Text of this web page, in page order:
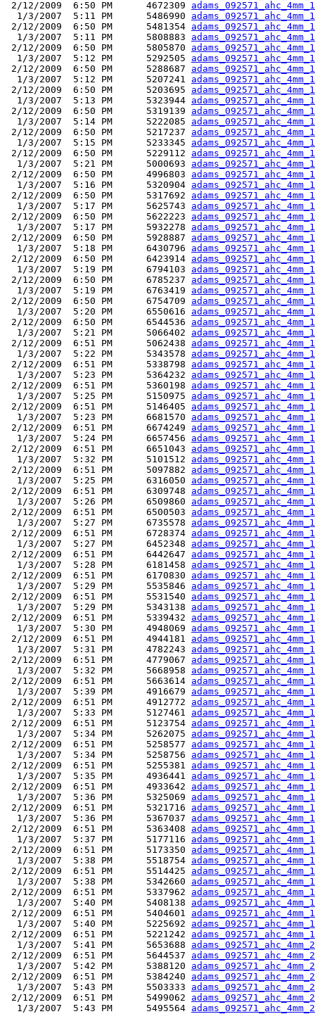
2/12/2009  6:50 PM      4672309
  1/3/2007  5:11 PM      5486990
2/12/2009  6:50 PM      5481354
  1/3/2007  5:11 PM      5808883
2/12/2009  6:50 PM      5805870
  1/3/2007  5:12 PM      5292505
2/12/2009  6:50 PM      5288687
  1/3/2007  5:12 PM      5207241
2/12/2009  6:50 PM      5203695
  1/3/2007  5:13 PM      5323944
2/12/2009  6:50 PM      5319139
  1/3/2007  5:14 PM      5222085
2/12/2009  6:50 PM      5217237
  1/3/2007  5:15 PM      5233345
2/12/2009  6:50 PM      5229112
  1/3/2007  5:21 PM      5000693
2/12/2009  6:50 PM      4996803
  1/3/2007  5:16 PM      5320904
2/12/2009  6:50 PM      5317692
  1/3/2007  5:17 PM      5625743
2/12/2009  6:50 PM      5622223
  1/3/2007  5:17 PM      5932278
2/12/2009  6:50 PM      5928887
  1/3/2007  5:18 PM      6430796
2/12/2009  6:50 PM      6423914
  1/3/2007  5:19 PM      6794103
2/12/2009  6:50 PM      6785237
  1/3/2007  5:19 PM      6763419
2/12/2009  6:50 PM      6754709
  1/3/2007  5:20 PM      6550616
2/12/2009  6:50 PM      6544536
  1/3/2007  5:21 PM      5066402
2/12/2009  6:51 PM      5062438
  1/3/2007  5:22 PM      5343578
2/12/2009  6:51 PM      5338798
  1/3/2007  5:23 PM      5364232
2/12/2009  6:51 PM      5360198
  1/3/2007  5:25 PM      5150975
2/12/2009  6:51 PM      5146405
  1/3/2007  5:23 PM      6681570
2/12/2009  6:51 PM      6674249
  1/3/2007  5:24 PM      6657456
2/12/2009  6:51 PM      6651043
  1/3/2007  5:32 PM      5101512
2/12/2009  6:51 PM      5097882
  1/3/2007  5:25 PM      6316050
2/12/2009  6:51 PM      6309748
  1/3/2007  5:26 PM      6509860
2/12/2009  6:51 PM      6500503
  1/3/2007  5:27 PM      6735578
2/12/2009  6:51 PM      6728374
  1/3/2007  5:27 PM      6452348
2/12/2009  6:51 PM      6442647
  1/3/2007  5:28 PM      6181458
2/12/2009  6:51 PM      6170830
  1/3/2007  5:29 PM      5535846
2/12/2009  6:51 PM      5531540
  1/3/2007  5:29 PM      5343138
2/12/2009  6:51 PM      5339432
  1/3/2007  5:30 PM      4948069
2/12/2009  6:51 PM      4944181
  1/3/2007  5:31 PM      4782243
2/12/2009  6:51 PM      4779067
  1/3/2007  5:32 PM      5668958
2/12/2009  6:51 PM      5663614
  1/3/2007  5:39 PM      4916679
2/12/2009  6:51 PM      4912772
  1/3/2007  5:33 PM      5127461
2/12/2009  6:51 PM      5123754
  1/3/2007  5:34 PM      5262075
2/12/2009  6:51 PM      5258577
  1/3/2007  5:34 PM      5258756
2/12/2009  6:51 PM      5255381
  1/3/2007  5:35 PM      4936441
2/12/2009  6:51 PM      4933642
  1/3/2007  5:36 PM      5325069
2/12/2009  6:51 PM      5321716
  1/3/2007  5:36 PM      5367037
2/12/2009  6:51 PM      5363408
  1/3/2007  5:37 PM      5177116
2/12/2009  6:51 PM      5173350
  1/3/2007  5:38 PM      5518754
2/12/2009  6:51 PM      5514425
  1/3/2007  5:38 PM      5342660
2/12/2009  6:51 PM      5337962
  1/3/2007  5:40 PM      5408138
2/12/2009  6:51 PM      5404601
  1/3/2007  5:40 PM      5225692
2/12/2009  6:51 PM      5221242
  1/3/2007  5:41 PM      5653688
2/12/2009  6:51 PM      5644537
  1/3/2007  5:42 PM      5388120
2/12/2009  6:51 PM      5384240
  1/3/2007  5:43 PM      5503333
2/12/2009  6:51 PM      5499062
  1/3/2007  5:43 PM      5495564